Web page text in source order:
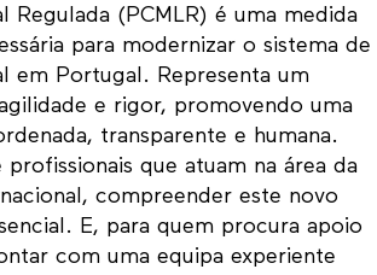
Regulada (PCMLR) é uma medida
para modernizar o sistema de
em Portugal. Representa um
e rigor, promovendo uma
transparente e humana.
profissionais que atuam na área da
compreender este novo
E, para quem procura apoio
com uma equipa experiente